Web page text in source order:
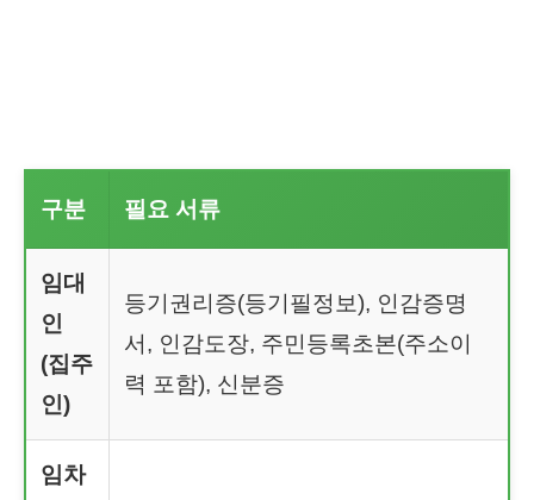
구분 필요 서류
임대
인
(집주
인)
등기권리증(등기필정보), 인감증명
서, 인감도장, 주민등록초본(주소이
력 포함), 신분증
임차